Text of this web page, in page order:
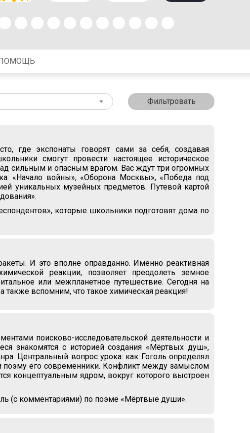
Фильтровать
где экспонаты говорят сами за себя, создавая
смогут провести настоящее историческое
сильным и опасным врагом. Вас ждут три огромных
«Начало войны», «Оборона Москвы», «Победа под
уникальных музейных предметов. Путевой картой
которые школьники подготовят дома по
И это вполне оправданно. Именно реактивная
реакции, позволяет преодолеть земное
или межпланетное путешествие. Сегодня на
также вспомним, что такое химическая реакция!
поисково-исследовательской деятельности и
знакомятся с историей создания «Мёртвых душ»,
Центральный вопрос урока: как Гоголь определял
его современники. Конфликт между замыслом
концептуальным ядром, вокруг которого выстроен
(с комментариями) по поэме «Мёртвые души».